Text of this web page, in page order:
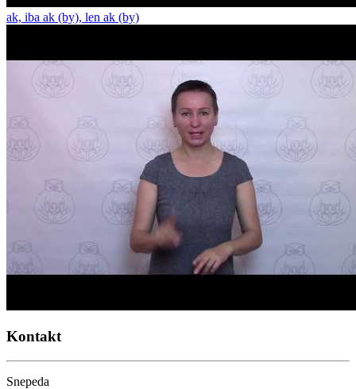
ak, iba ak (by), len ak (by)
Kontakt
Snepeda